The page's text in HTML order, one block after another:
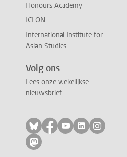
Honours Academy
ICLON
International Institute for
Asian Studies
Volg ons
Lees onze wekelijkse
nieuwsbrief
Volg ons op bluesky
Volg ons op
Volg ons op
Volg ons
Volg
Volg ons op mastodon